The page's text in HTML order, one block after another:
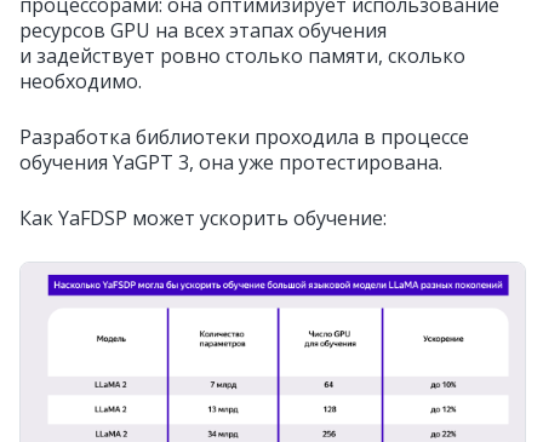
ресурсов GPU на всех этапах обучения
и задействует ровно столько памяти, сколько
необходимо.
Разработка библиотеки проходила в процессе
обучения YaGPT 3, она уже протестирована.
Как YaFDSP может ускорить обучение: